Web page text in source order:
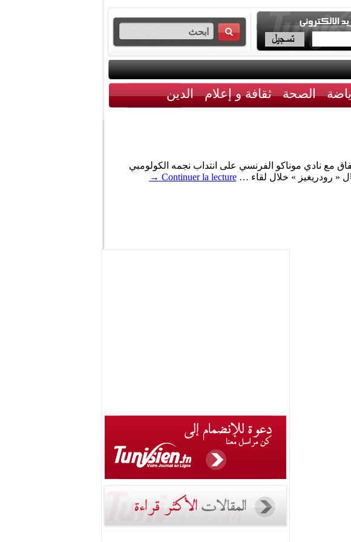
الصحة ثقافة و إعلام الدين
مع نادي موناكو الفرنسي على انتداب نجمه الكولومبي
Continuer la lecture
→